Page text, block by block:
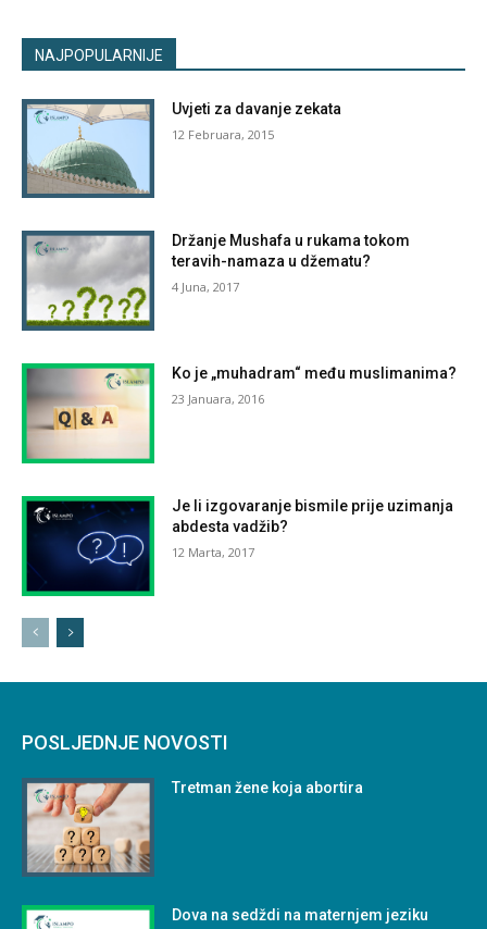
NAJPOPULARNIJE
Uvjeti za davanje zekata
12 Februara, 2015
Držanje Mushafa u rukama tokom
teravih-namaza u džematu?
4 Juna, 2017
Ko je „muhadram“ među muslimanima?
23 Januara, 2016
Je li izgovaranje bismile prije uzimanja
abdesta vadžib?
12 Marta, 2017
POSLJEDNJE NOVOSTI
Tretman žene koja abortira
Dova na sedždi na maternjem jeziku